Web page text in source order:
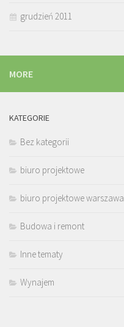
grudzień 2011
MORE
KATEGORIE
Bez kategorii
biuro projektowe
biuro projektowe warszawa
Budowa i remont
Inne tematy
Wynajem